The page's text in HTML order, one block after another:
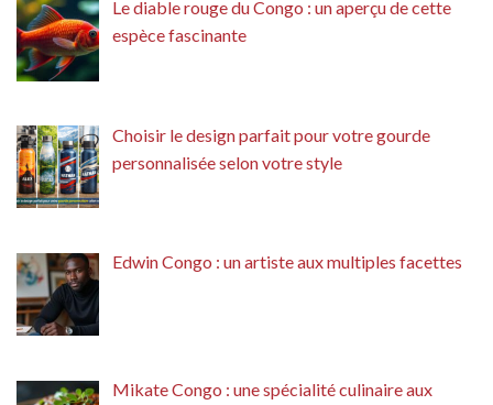
Le diable rouge du Congo : un aperçu de cette
espèce fascinante
Choisir le design parfait pour votre gourde
personnalisée selon votre style
Edwin Congo : un artiste aux multiples facettes
Mikate Congo : une spécialité culinaire aux